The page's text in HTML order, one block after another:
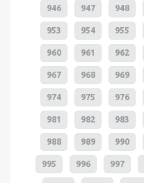
946 947 948
953 954 955
960 961 962
967 968 969
974 975 976
981 982 983
988 989 990
995 996 997